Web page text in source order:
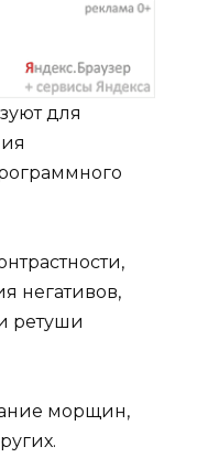
для
негативов,
ретуши
морщин,